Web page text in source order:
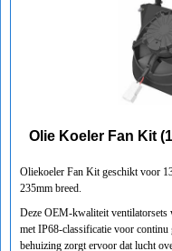
Olie Koeler Fan Kit
Oliekoeler Fan Kit geschikt voor
235mm breed.
Deze OEM-kwaliteit ventilatorsets
met IP68-classificatie voor continu
behuizing zorgt ervoor dat lucht